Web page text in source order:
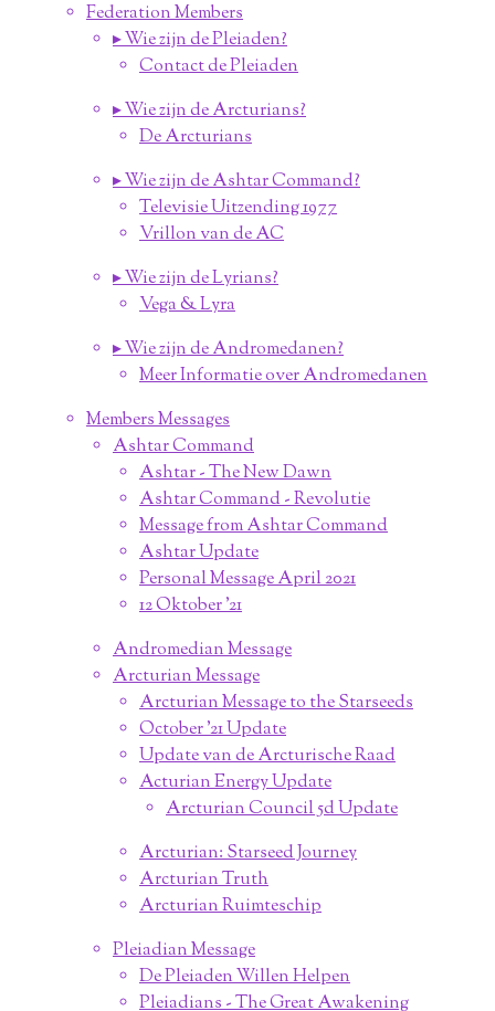
Federation Members
▸ Wie zijn de Pleiaden?
Contact de Pleiaden
▸ Wie zijn de Arcturians?
De Arcturians
▸ Wie zijn de Ashtar Command?
Televisie Uitzending 1977
Vrillon van de AC
▸ Wie zijn de Lyrians?
Vega & Lyra
▸ Wie zijn de Andromedanen?
Meer Informatie over Andromedanen
Members Messages
Ashtar Command
Ashtar - The New Dawn
Ashtar Command - Revolutie
Message from Ashtar Command
Ashtar Update
Personal Message April 2021
12 Oktober '21
Andromedian Message
Arcturian Message
Arcturian Message to the Starseeds
October '21 Update
Update van de Arcturische Raad
Acturian Energy Update
Arcturian Council 5d Update
Arcturian: Starseed Journey
Arcturian Truth
Arcturian Ruimteschip
Pleiadian Message
De Pleiaden Willen Helpen
Pleiadians - The Great Awakening